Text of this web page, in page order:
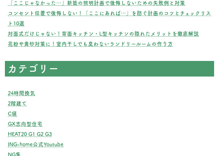
送
り
「ここじゃなかった…」新築の照明計画で後悔しないための失敗例と対策
コンセント位置で後悔しない！「ここにあれば…」を防ぐ計画のコツとチェックリス
ト10選
対面式だけじゃない！背面キッチン・L型キッチンの隠れたメリットを徹底解説
花粉や黄砂対策に！室内干しでも臭わないランドリールームの作り方
カテゴリー
24時間換気
2階建て
C値
GX志向型住宅
HEAT20 G1 G2 G3
ING-home公式Youtube
NG集